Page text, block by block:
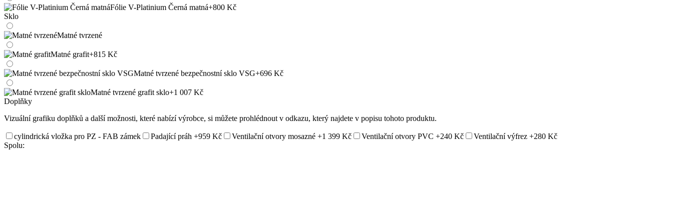
Fólie V-Platinium Černá matná+800 Kč
Sklo
Matné tvrzené
Matné grafit+815 Kč
Matné tvrzené bezpečnostní sklo VSG+696 Kč
Matné tvrzené grafit sklo+1 007 Kč
Doplňky
Vizuální grafiku doplňků a další možnosti, které nabízí výrobce, si můžete prohlédnout v odkazu, který najdete v popisu tohoto produktu.
cylindrická vložka pro PZ - FAB zámek Padající práh +959 Kč Ventilační otvory mosazné +1 399 Kč Ventilační otvory PVC +240 Kč Ventilační výfrez +280 Kč
Spolu: